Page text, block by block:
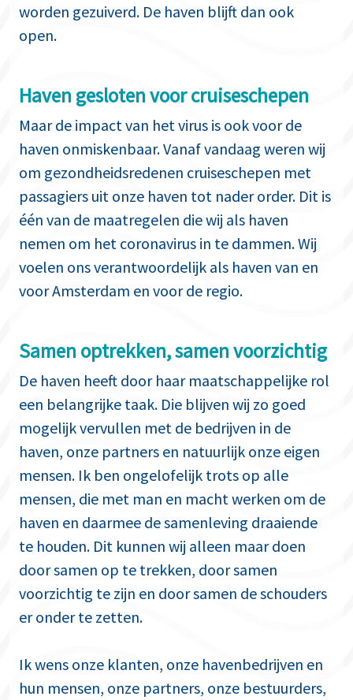
worden gezuiverd. De haven blijft dan ook
open.
Haven gesloten voor cruiseschepen
Maar de impact van het virus is ook voor de
haven onmiskenbaar. Vanaf vandaag weren wij
om gezondheidsredenen cruiseschepen met
passagiers uit onze haven tot nader order. Dit is
één van de maatregelen die wij als haven
nemen om het coronavirus in te dammen. Wij
voelen ons verantwoordelijk als haven van en
voor Amsterdam en voor de regio.
Samen optrekken, samen voorzichtig
De haven heeft door haar maatschappelijke rol
een belangrijke taak. Die blijven wij zo goed
mogelijk vervullen met de bedrijven in de
haven, onze partners en natuurlijk onze eigen
mensen. Ik ben ongelofelijk trots op alle
mensen, die met man en macht werken om de
haven en daarmee de samenleving draaiende
te houden. Dit kunnen wij alleen maar doen
door samen op te trekken, door samen
voorzichtig te zijn en door samen de schouders
er onder te zetten.
Ik wens onze klanten, onze havenbedrijven en
hun mensen, onze partners, onze bestuurders,